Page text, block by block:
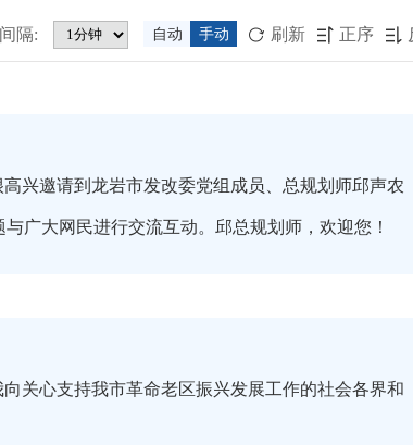
间隔: 自动 手动  刷新  正序 
兴邀请到龙岩市发改委党组成员、总规划师邱声农
广大网民进行交流互动。邱总规划师，欢迎您！
关心支持我市革命老区振兴发展工作的社会各界和